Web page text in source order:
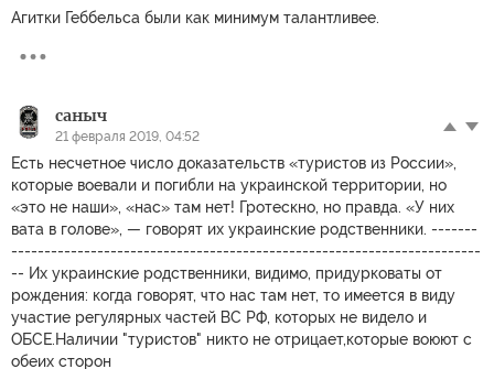
Агитки Геббельса были как минимум талантливее.
саныч
21 февраля 2019, 04:52
Есть несчетное число доказательств «туристов из России»,
которые воевали и погибли на украинской территории, но
«это не наши», «нас» там нет! Гротескно, но правда. «У них
вата в голове», — говорят их украинские родственники. -------
-----------------------------------------------------------------------
-- Их украинские родственники, видимо, придурковаты от
рождения: когда говорят, что нас там нет, то имеется в виду
участие регулярных частей ВС РФ, которых не видело и
ОБСЕ.Наличии "туристов" никто не отрицает,которые воюют с
обеих сторон